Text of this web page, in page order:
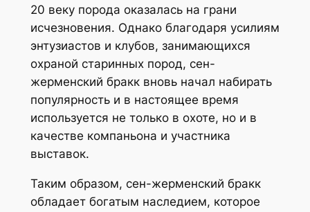
20 веку порода оказалась на грани
исчезновения. Однако благодаря усилиям
энтузиастов и клубов, занимающихся
охраной старинных пород, сен-
жерменский бракк вновь начал набирать
популярность и в настоящее время
используется не только в охоте, но и в
качестве компаньона и участника
выставок.
Таким образом, сен-жерменский бракк
обладает богатым наследием, которое